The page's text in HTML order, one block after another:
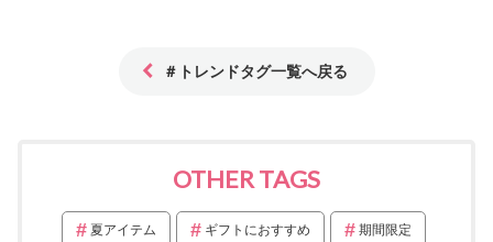
＃トレンドタグ一覧へ戻る
OTHER TAGS
夏アイテム ギフトにおすすめ 期間限定